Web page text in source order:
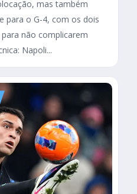
mas também
para o G-4, com os dois
não complicarem
Napoli...